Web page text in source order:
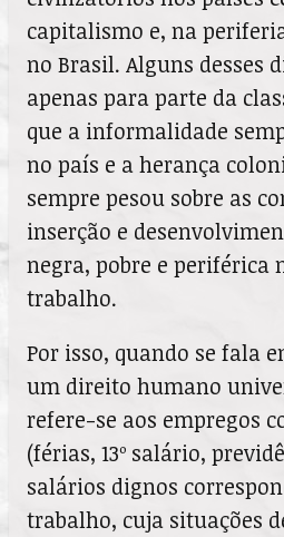
capitalismo e, na
no Brasil. Alguns desses
apenas para parte da
que a informalidade
no país e a herança
sempre pesou sobre as
inserção e
negra, pobre e periférica
trabalho.
Por isso, quando se fala
um direito humano
refere-se aos empregos
(férias, 13º salário,
salários dignos
trabalho, cuja situações